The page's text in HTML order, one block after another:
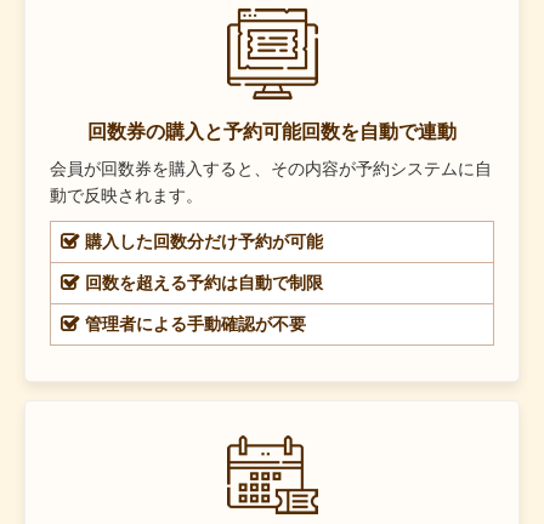
回数券の購入と予約可能回数を自動で連動
会員が回数券を購入すると、その内容が予約システムに自
動で反映されます。
購入した回数分だけ予約が可能
回数を超える予約は自動で制限
管理者による手動確認が不要